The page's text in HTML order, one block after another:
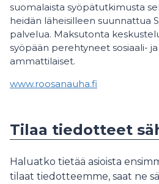
suomalaista syöpätutkimusta
heidän läheisilleen suunnattua
palvelua. Maksutonta
syöpään perehtyneet sosiaali-
ammattilaiset.
www.roosanauha.fi
Tilaa tiedotteet
Haluatko tietää asioista
tilaat tiedotteemme, saat ne